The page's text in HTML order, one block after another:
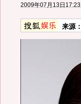
2009年07月13日17:23
来源：